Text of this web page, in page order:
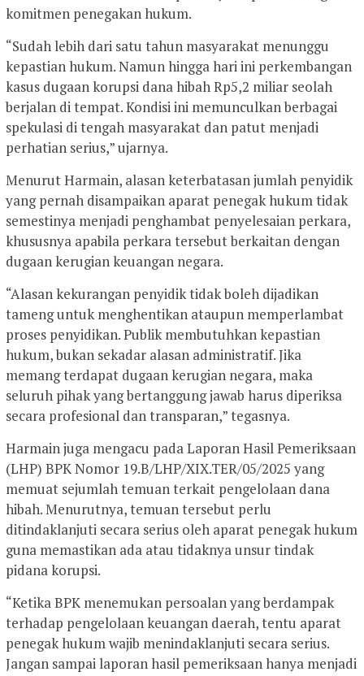
komitmen penegakan hukum.
“Sudah lebih dari satu tahun masyarakat menunggu
kepastian hukum. Namun hingga hari ini perkembangan
kasus dugaan korupsi dana hibah Rp5,2 miliar seolah
berjalan di tempat. Kondisi ini memunculkan berbagai
spekulasi di tengah masyarakat dan patut menjadi
perhatian serius,” ujarnya.
Menurut Harmain, alasan keterbatasan jumlah penyidik
yang pernah disampaikan aparat penegak hukum tidak
semestinya menjadi penghambat penyelesaian perkara,
khususnya apabila perkara tersebut berkaitan dengan
dugaan kerugian keuangan negara.
“Alasan kekurangan penyidik tidak boleh dijadikan
tameng untuk menghentikan ataupun memperlambat
proses penyidikan. Publik membutuhkan kepastian
hukum, bukan sekadar alasan administratif. Jika
memang terdapat dugaan kerugian negara, maka
seluruh pihak yang bertanggung jawab harus diperiksa
secara profesional dan transparan,” tegasnya.
Harmain juga mengacu pada Laporan Hasil Pemeriksaan
(LHP) BPK Nomor 19.B/LHP/XIX.TER/05/2025 yang
memuat sejumlah temuan terkait pengelolaan dana
hibah. Menurutnya, temuan tersebut perlu
ditindaklanjuti secara serius oleh aparat penegak hukum
guna memastikan ada atau tidaknya unsur tindak
pidana korupsi.
“Ketika BPK menemukan persoalan yang berdampak
terhadap pengelolaan keuangan daerah, tentu aparat
penegak hukum wajib menindaklanjuti secara serius.
Jangan sampai laporan hasil pemeriksaan hanya menjadi